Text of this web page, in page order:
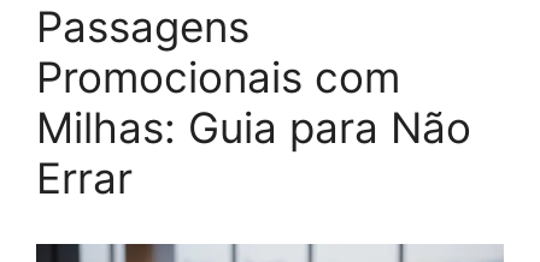
Passagens
Promocionais com
Milhas: Guia para Não
Errar